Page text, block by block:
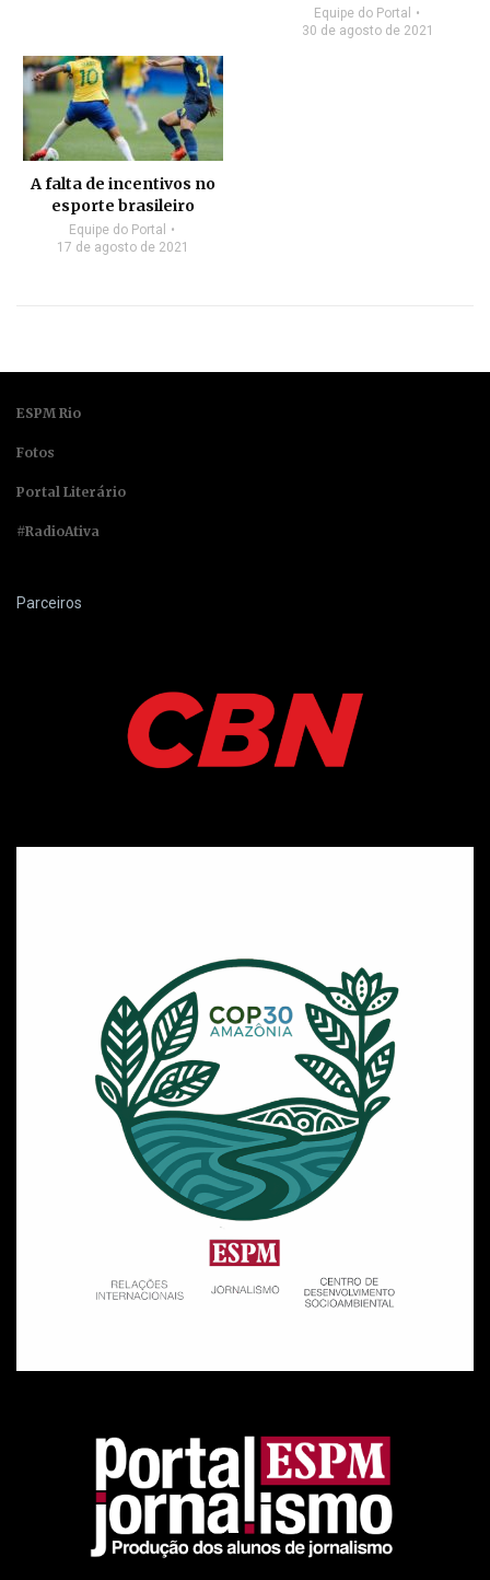
Equipe do Portal
30 de agosto de 2021
A falta de incentivos no
esporte brasileiro
Equipe do Portal
17 de agosto de 2021
ESPM Rio
Fotos
Portal Literário
#RadioAtiva
Parceiros